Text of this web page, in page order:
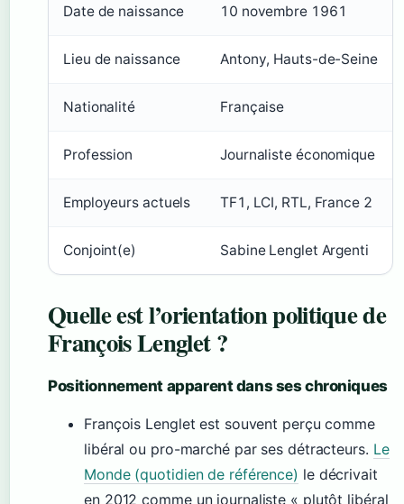
Date de naissance 10 novembre 1961
Lieu de naissance Antony, Hauts-de-Seine
Nationalité Française
Profession Journaliste économique
Employeurs actuels TF1, LCI, RTL, France 2
Conjoint(e) Sabine Lenglet Argenti
Quelle est l’orientation politique de
François Lenglet ?
Positionnement apparent dans ses chroniques
François Lenglet est souvent perçu comme
libéral ou pro-marché par ses détracteurs. Le
Monde (quotidien de référence) le décrivait
en 2012 comme un journaliste « plutôt libéral